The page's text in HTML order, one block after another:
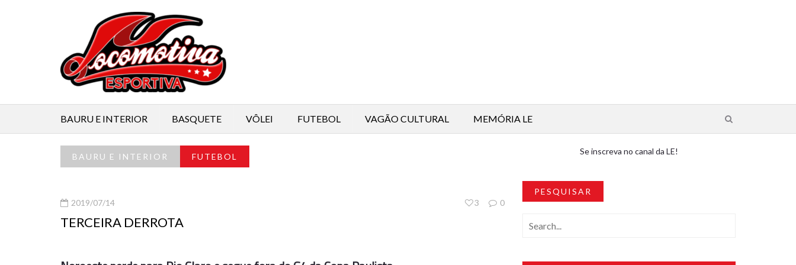
BAURU E INTERIOR BASQUETE VÔLEI FUTEBOL VAGÃO CULTURAL MEMÓRIA LE
BAURU E INTERIOR FUTEBOL
2019/07/14 0
3
TERCEIRA DERROTA
Se inscreva no canal da LE!
PESQUISAR